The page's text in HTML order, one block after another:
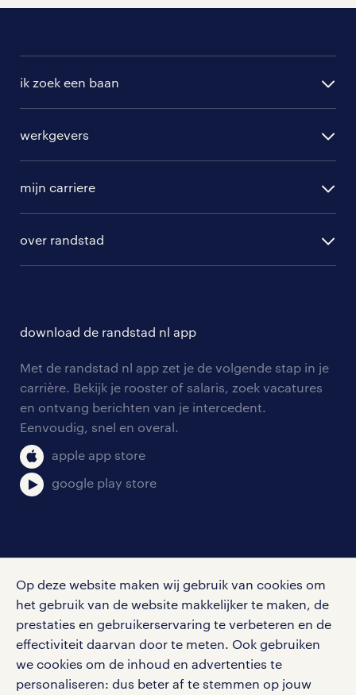
Op deze website maken wij gebruik van cookies om
het gebruik van de website makkelijker te maken, de
prestaties en gebruikerservaring te verbeteren en de
effectiviteit daarvan door te meten. Ook gebruiken
we cookies om de inhoud en advertenties te
personaliseren: dus beter af te stemmen op jouw
ik zoek een baan
randstad professional
werkgevers
hr-diensten
tarieven
personeel gezocht
aanmelden nieuwsbrief
mijn carriere
solliciteren
blogs en artikelen
salarischecker
bruto-netto calculator
over randstad
onze vestigingen
pers
download de randstad nl app
Met de randstad nl app zet je de volgende stap in je
carrière. Bekijk je rooster of salaris, zoek vacatures
en ontvang berichten van je intercedent.
Eenvoudig, snel en overal.
apple app store
google play store
Volg ons voor de leukste content omtrent
vacatures, solliciteren en inspiratie.